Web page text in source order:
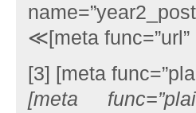
≪[meta func=”url”
[3] [meta
[meta